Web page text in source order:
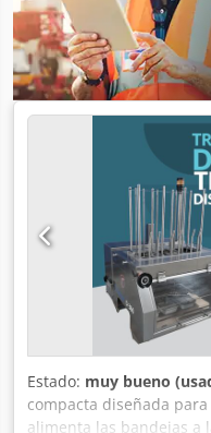
Estado: muy bueno
compacta diseñada
alimenta las bandejas a